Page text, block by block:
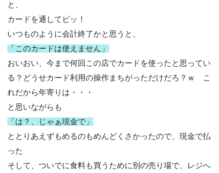
と、
カードを通してピッ！
いつものように会計終了かと思うと、
「このカードは使えません」
おいおい、今まで何回この店でカードを使ったと思ってい
る？どうせカード利用の操作まちがっただけだろ？ｗ こ
れだから年寄りは・・・
と思いながらも
「は？、じゃぁ現金で」
ととりあえずもめるのもめんどくさかったので、現金で払
った
そして、ついでに食料も買うために別の売り場で、レジへ